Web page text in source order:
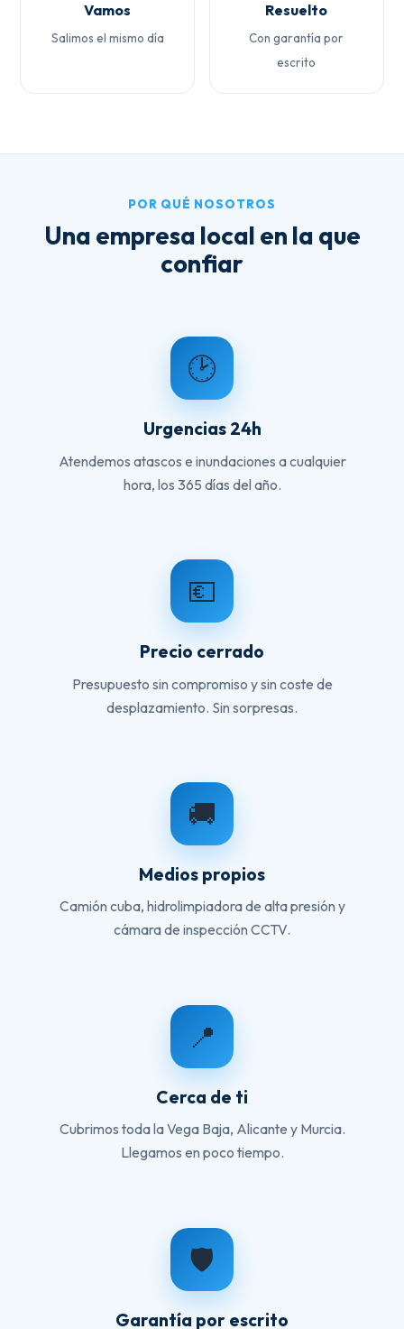
Vamos
Salimos el mismo día
Resuelto
Con garantía por
escrito
POR QUÉ NOSOTROS
Una empresa local en la que
confiar
🕑
Urgencias 24h
Atendemos atascos e inundaciones a cualquier
hora, los 365 días del año.
💶
Precio cerrado
Presupuesto sin compromiso y sin coste de
desplazamiento. Sin sorpresas.
🚚
Medios propios
Camión cuba, hidrolimpiadora de alta presión y
cámara de inspección CCTV.
📍
Cerca de ti
Cubrimos toda la Vega Baja, Alicante y Murcia.
Llegamos en poco tiempo.
🛡️
Garantía por escrito